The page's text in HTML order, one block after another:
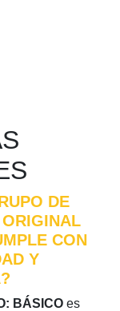
DE
CON
Y
BÁSICO es